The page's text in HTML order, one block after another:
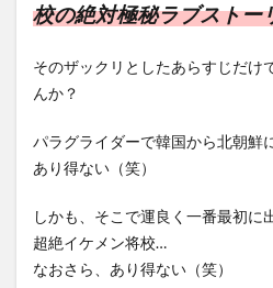
校の絶対極秘ラブストー
そのザックリとしたあらすじだけ
んか？
パラグライダーで韓国から北朝鮮
あり得ない（笑）
しかも、そこで運良く一番最初に
超絶イケメン将校…
なおさら、あり得ない（笑）